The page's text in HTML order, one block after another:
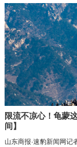
限流不凉心！龟蒙
间】
山东商报·速豹新闻网